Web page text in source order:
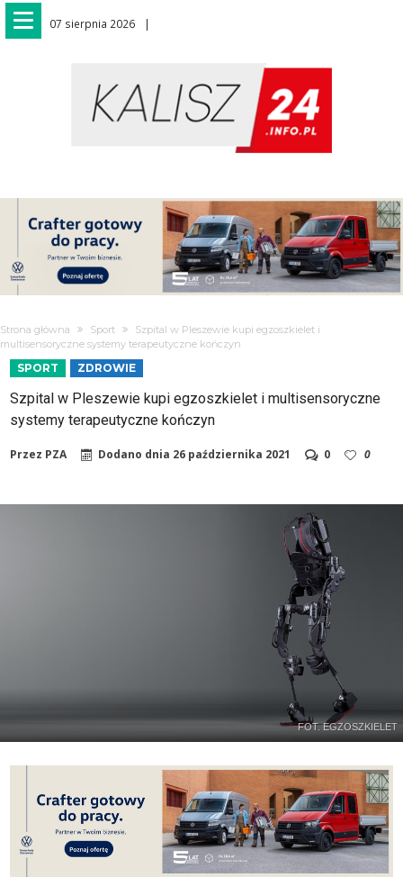
07 sierpnia 2026
Strona główna Sport
Szpital w Pleszewie kupi egzoszkielet i
multisensoryczne systemy terapeutyczne kończyn
SPORT ZDROWIE
Szpital w Pleszewie kupi egzoszkielet i multisensoryczne
systemy terapeutyczne kończyn
Przez PZA Dodano dnia 26 października 2021 0 0
FOT. EGZOSZKIELET